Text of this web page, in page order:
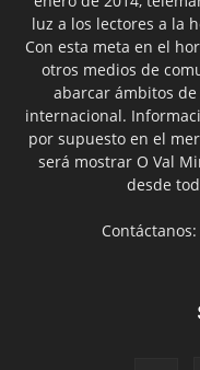
luz a los lectores a la
Con esta meta en el
otros medios de
abarcar ámbitos
internacional.
por supuesto en el
será mostrar O Val
desde
Contáctanos: